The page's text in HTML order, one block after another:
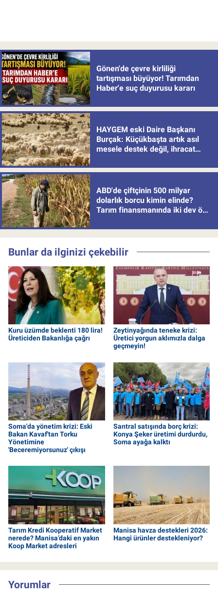
Gönen'de çevre kirliliği
tartışması büyüyor! Tarımdan
Haber'e suç duyurusu kararı
HAYGEM eski Daire Başkanı
Burçak: Küçükbaşta artık asıl
mesele destek değil, ihracat
ABD'de çiftçinin 500 milyar
dolarlık borcu kimin elinde?
Tarım finansmanında iki dev öne
Bunlar da ilginizi çekebilir
Kuru üzümde beklenti 180 lira!
Üreticiden Bakanlığa çağrı
Zeytinyağında teneke krizi:
Üretici yorgun aklımızla dalga
geçmeyin!
Soma'da yönetim krizi: Eski
Bakan Kavaf'tan Torku
Yönetimine
'Beceremiyorsunuz' çıkışı
Santral satışında borç krizi:
Konya Şeker üretimi durdurdu,
Soma ayağa kalktı
Tarım Kredi Kooperatif Market
nerede? Manisa’daki en yakın
Koop Market adresleri
Manisa havza destekleri 2026:
Hangi ürünler destekleniyor?
Yorumlar